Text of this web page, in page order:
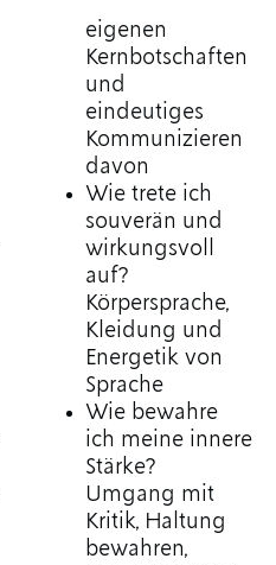
eigenen
Kernbotschaften
und
eindeutiges
Kommunizieren
davon
Wie trete ich
souverän und
wirkungsvoll
auf?
Körpersprache,
Kleidung und
Energetik von
Sprache
Wie bewahre
ich meine innere
Stärke?
Umgang mit
Kritik, Haltung
bewahren,